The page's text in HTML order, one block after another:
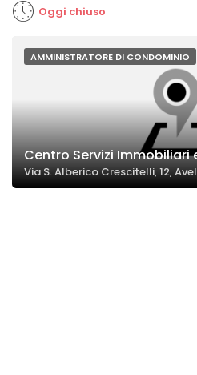
Oggi chiuso
AMMINISTRATORE DI CONDOMINIO
Centro Servizi Immobiliari
Via S. Alberico Crescitelli, 12,